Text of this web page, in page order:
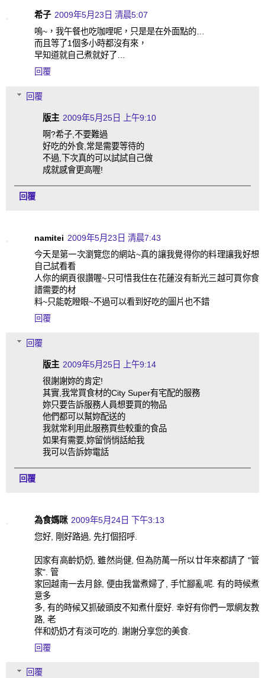
希子 2009年5月23日 清晨5:07
嗚~，我午餐也吃咖哩呢，只是是在外面點的…
而且等了1個多小時都沒有來，
早知道就自己煮就好了…
回覆
回覆
版主 2009年5月25日 上午9:10
啊?希子,不要難過
好吃的外食,常是需要等待的
不過,下次真的可以試試自己做
成就感會更高喔!
回覆
namitei 2009年5月23日 清晨7:43
今天是第一次瀏覽您的網站~真的讓我覺得你的料理讓我好想
自己試看看
人你的網頁很讚喔~只可惜我住在花蓮沒有新光三越可買你食
譜需要的材
料~只能乾瞪眼~不過可以看到好吃的圖片也不錯
回覆
回覆
版主 2009年5月25日 上午9:14
很謝謝妳的肯定!
其實,我常買食材的City Super有宅配的服務
妳只要告訴服務人員想要買的物品
他們都可以幫妳配送的
我就常利用此服務買些較重的食品
如果有需要,妳留悄悄話給我
我可以告訴妳電話
回覆
為食媽咪 2009年5月24日 下午3:13
您好, 剛好路過, 先打個招呼.
因家有高齡奶奶, 雖然尚健, 但為防萬一所以廿年來都請了 "管
家". 管
家回越南一去月餘, 便由我當煮婦了, 手忙腳亂呢. 有的時候煮
意多
多, 有的時候又抓破頭皮不知煮什麼好. 幸好有你們一眾網友教
路, 老
伴和奶奶才有淡可吃的. 謝謝分享您的美食.
回覆
回覆